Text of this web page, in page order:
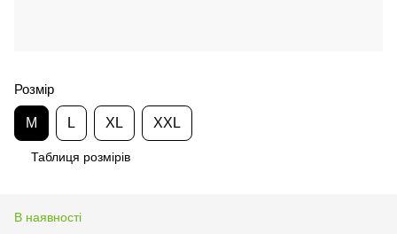
Розмір
M L XL XXL
Таблиця розмірів
В наявності